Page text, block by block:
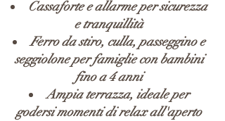
Cassaforte e allarme per sicurezza
e tranquillità
Ferro da stiro, culla, passeggino e
seggiolone per famiglie con bambini
fino a 4 anni
Ampia terrazza, ideale per
godersi momenti di relax all'aperto